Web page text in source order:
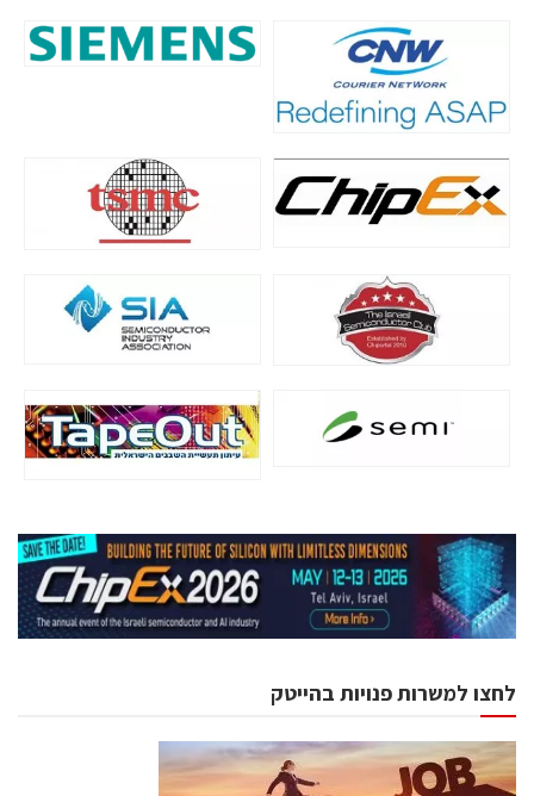
לחצו למשרות פנויות בהייטק